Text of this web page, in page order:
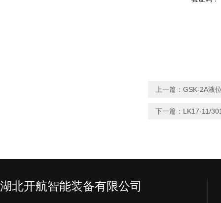
上一篇： GSK-2A液
下一篇： LK17-11/
湖北开航智能装备有限公司